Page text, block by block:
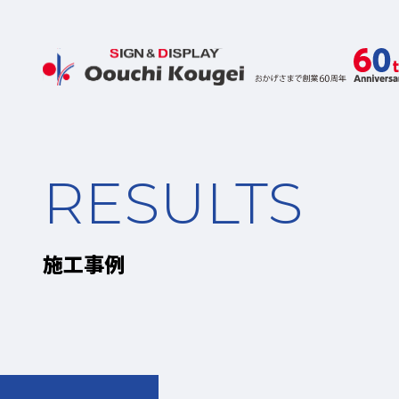
RESULTS
施工事例